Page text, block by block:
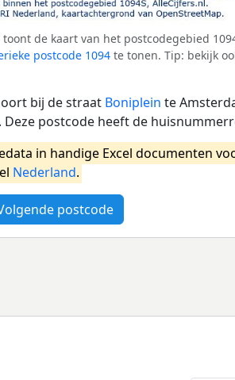
de kaart van het postcodegebied
postcode 1094 te tonen. Tip: bekijk
bij de straat Boniplein te
postcode heeft de
in handige Excel documenten
Nederland.
postcode